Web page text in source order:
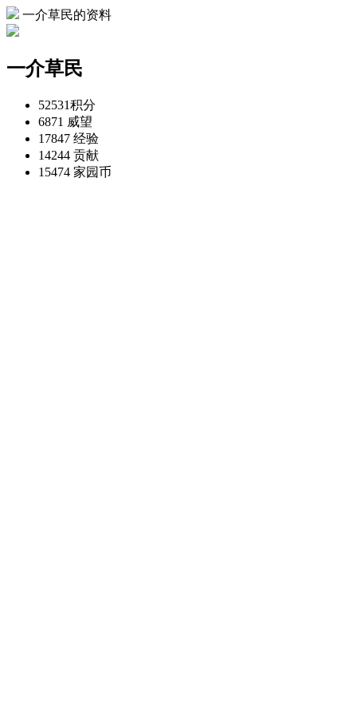
一介草民的资料
一介草民
52531积分
6871 威望
17847 经验
14244 贡献
15474 家园币